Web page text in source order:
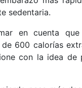
sedentaria.
en cuenta
de 600 calorías
con la idea de